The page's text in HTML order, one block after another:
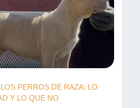
PERROS DE RAZA: LO
Y LO QUE NO